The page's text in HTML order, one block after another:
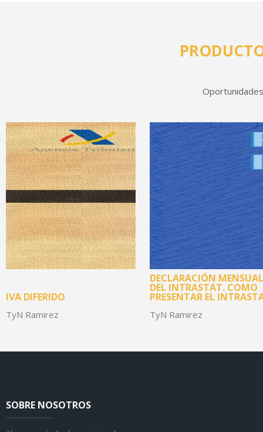
IVA DIFERIDO
TyN Ramirez
DECLARACIÓN MENSUAL
DEL INTRASTAT. COMO
PRESENTAR EL
TyN Ramirez
SOBRE NOSOTROS